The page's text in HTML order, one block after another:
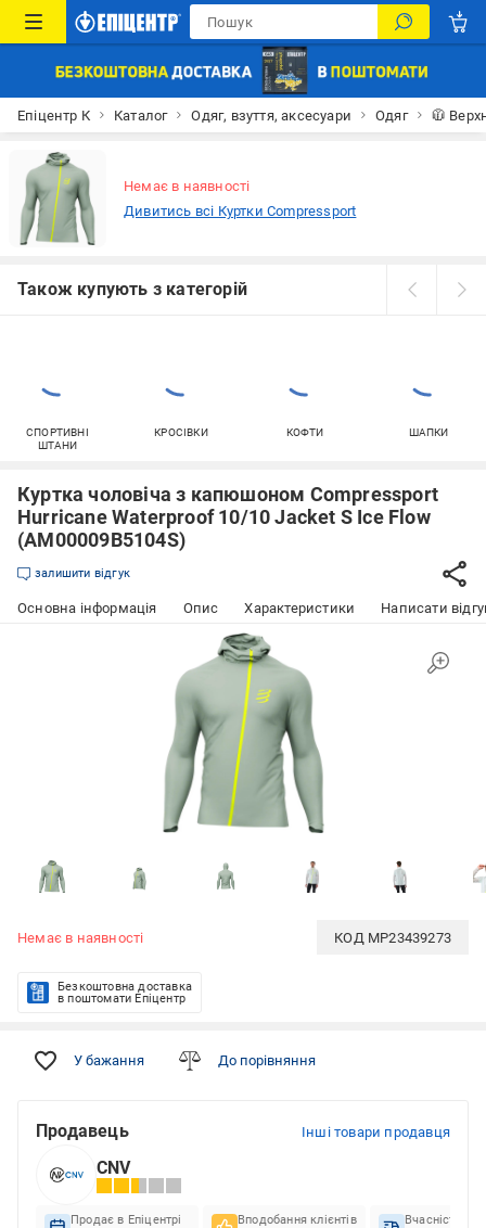
Епіцентр К Каталог Одяг, взуття, аксесуари Одяг 🧥
Немає в наявності
Дивитись всі Куртки Compressport
Також купують з категорій
СПОРТИВНІ
ШТАНИ
КРОСІВКИ КОФТИ ШАПКИ
Куртка чоловіча з капюшоном Compressport
Hurricane Waterproof 10/10 Jacket S Ice Flow
(AM00009B5104S)
залишити відгук
Основна інформація Опис Характеристики Написати
Немає в наявності КОД MP23439273
Безкоштовна доставка
в поштомати Епіцентр
У бажання До порівняння
Продавець Інші товари продавця
CNV
Продає в Епіцентрі Вподобання клієнтів Вчасність